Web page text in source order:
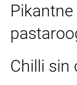
Chilli sin